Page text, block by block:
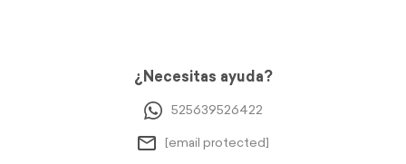
¿Necesitas ayuda?
525639526422
[email protected]